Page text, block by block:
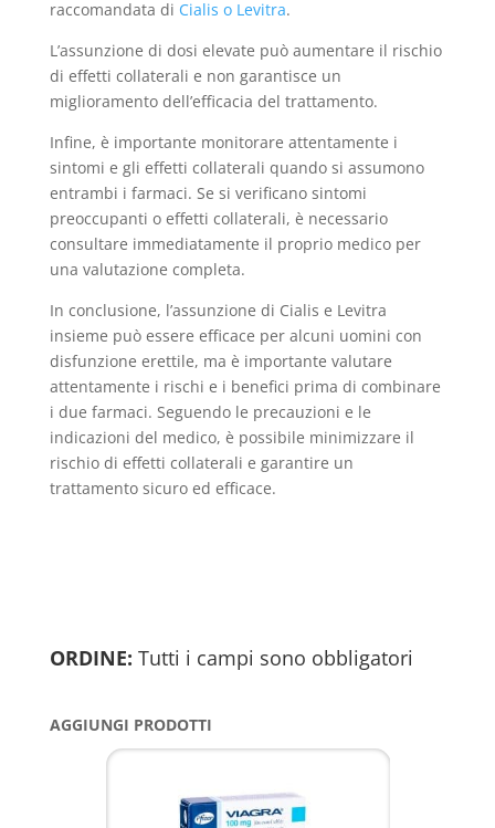
raccomandata di Cialis o Levitra.
L’assunzione di dosi elevate può aumentare il rischio
di effetti collaterali e non garantisce un
miglioramento dell’efficacia del trattamento.
Infine, è importante monitorare attentamente i
sintomi e gli effetti collaterali quando si assumono
entrambi i farmaci. Se si verificano sintomi
preoccupanti o effetti collaterali, è necessario
consultare immediatamente il proprio medico per
una valutazione completa.
In conclusione, l’assunzione di Cialis e Levitra
insieme può essere efficace per alcuni uomini con
disfunzione erettile, ma è importante valutare
attentamente i rischi e i benefici prima di combinare
i due farmaci. Seguendo le precauzioni e le
indicazioni del medico, è possibile minimizzare il
rischio di effetti collaterali e garantire un
trattamento sicuro ed efficace.
ORDINE: Tutti i campi sono obbligatori
AGGIUNGI PRODOTTI